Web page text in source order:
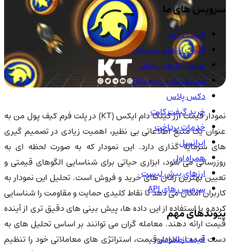
نمودار قیمت ارز کینگ دام ایکس (KT) در پلت فرم کیف پول من به
عنوان یک منبع اطلاعاتی بی نظیر، اهمیت زیادی در تصمیم گیری
های سرمایه گذاری دارد. این نمودار که به صورت لحظه ای به
روزرسانی می شود، ابزاری حیاتی برای شناسایی الگوهای قیمتی و
تعیین بهترین زمان های خرید و فروش است. تحلیل این نمودار به
کاربران امکان می دهد تا نقاط کلیدی حمایت و مقاومت را شناسایی
کرده و با استفاده از این داده ها، پیش بینی های دقیق تری از آینده
قیمت ارائه دهند. معامله گران می توانند بر اساس تحلیل های به
دست آمده از نمودار قیمت، استراتژی های معاملاتی خود را تنظیم
سرویس های ما
کسب درآمد
قیمت ارزهای دیجیتال
سهام بازارهای جهانی
استیکینگ ارز دیجیتال
دکس پلاس
خرید گیفت کارت
خدمات پرداخت
ایرانسل
همراه اول
ارزهای پیش لیست
سرویس های API
پیوندهای مهم
قیمت طلا امروز